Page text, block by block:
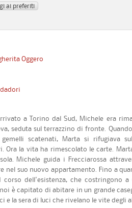
ai preferiti
Oggero
a Torino dal Sud, Michele era
seduta sul terrazzino di fronte.
scatenati, Marta si rifugiava
Ora la vita ha rimescolato le carte.
Michele guida i Frecciarossa
nel suo nuovo appartamento. Fino a
corso dell'esistenza, che costringono
è capitato di abitare in un grande
e la sera di luci che rivelano le vite degli